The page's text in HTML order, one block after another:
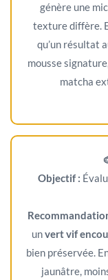
génère une
texture diffère.
qu’un résultat
mousse
matcha
Objectif :
unvert vif
bien préservée.
jaunâtre,